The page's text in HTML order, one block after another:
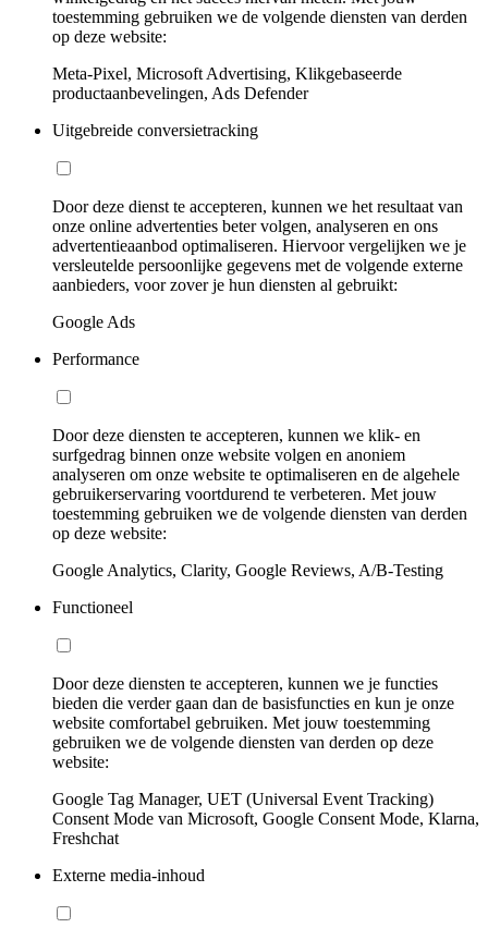
toestemming gebruiken we de volgende diensten van derden
op deze website:
Meta-Pixel, Microsoft Advertising, Klikgebaseerde
productaanbevelingen, Ads Defender
Uitgebreide conversietracking
Door deze dienst te accepteren, kunnen we het resultaat van
onze online advertenties beter volgen, analyseren en ons
advertentieaanbod optimaliseren. Hiervoor vergelijken we je
versleutelde persoonlijke gegevens met de volgende externe
aanbieders, voor zover je hun diensten al gebruikt:
Google Ads
Performance
Door deze diensten te accepteren, kunnen we klik- en
surfgedrag binnen onze website volgen en anoniem
analyseren om onze website te optimaliseren en de algehele
gebruikerservaring voortdurend te verbeteren. Met jouw
toestemming gebruiken we de volgende diensten van derden
op deze website:
Google Analytics, Clarity, Google Reviews, A/B-Testing
Functioneel
Door deze diensten te accepteren, kunnen we je functies
bieden die verder gaan dan de basisfuncties en kun je onze
website comfortabel gebruiken. Met jouw toestemming
gebruiken we de volgende diensten van derden op deze
website:
Google Tag Manager, UET (Universal Event Tracking)
Consent Mode van Microsoft, Google Consent Mode, Klarna,
Freshchat
Externe media-inhoud